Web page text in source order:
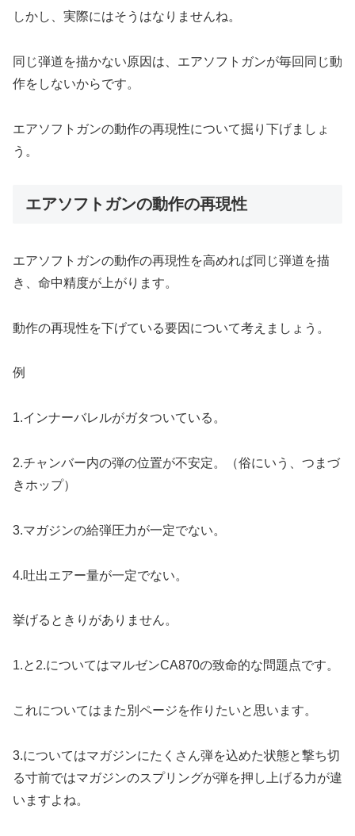
しかし、実際にはそうはなりませんね。
同じ弾道を描かない原因は、エアソフトガンが毎回同じ動
作をしないからです。
エアソフトガンの動作の再現性について掘り下げましょ
う。
エアソフトガンの動作の再現性
エアソフトガンの動作の再現性を高めれば同じ弾道を描
き、命中精度が上がります。
動作の再現性を下げている要因について考えましょう。
例
1.インナーバレルがガタついている。
2.チャンバー内の弾の位置が不安定。（俗にいう、つまづ
きホップ）
3.マガジンの給弾圧力が一定でない。
4.吐出エアー量が一定でない。
挙げるときりがありません。
1.と2.についてはマルゼンCA870の致命的な問題点です。
これについてはまた別ページを作りたいと思います。
3.についてはマガジンにたくさん弾を込めた状態と撃ち切
る寸前ではマガジンのスプリングが弾を押し上げる力が違
いますよね。